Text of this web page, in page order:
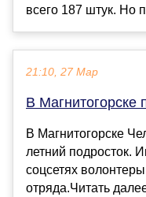
всего 187 штук. Но
21:10, 27 Мар
В Магнитогорске
В Магнитогорске
летний подросток.
соцсетях
отряда.Читать